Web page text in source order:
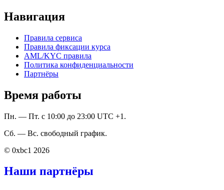
Навигация
Правила сервиса
Правила фиксации курса
AML/KYC правила
Политика конфиденциальности
Партнёры
Время работы
Пн. — Пт. с 10:00 до 23:00 UTC +1.
Сб. — Вс. свободный график.
© 0xbc1 2026
Наши партнёры